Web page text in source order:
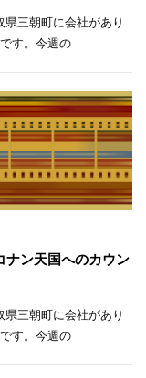
三朝町に会社があり
す。今週の
ン天国へのカウン
三朝町に会社があり
す。今週の